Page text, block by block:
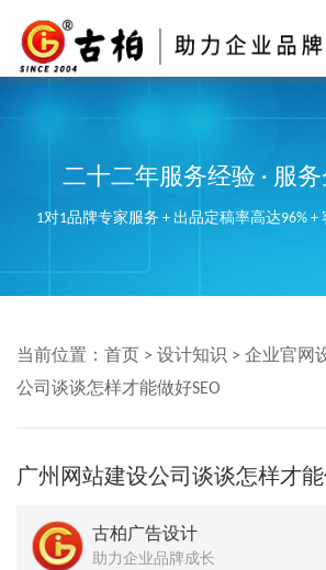
二十二年服务经验 · 服务
1对1品牌专家服务 + 出品定稿率高达96% +
当前位置： 首页 > 设计知识 > 企业官网
公司谈谈怎样才能做好SEO
广州网站建设公司谈谈怎样才能
古柏广告设计
助力企业品牌成长